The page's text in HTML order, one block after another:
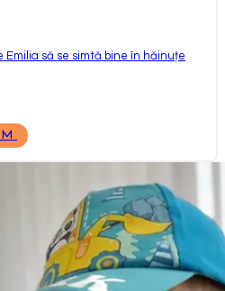
Emilia să se simtă bine în hăinuțe